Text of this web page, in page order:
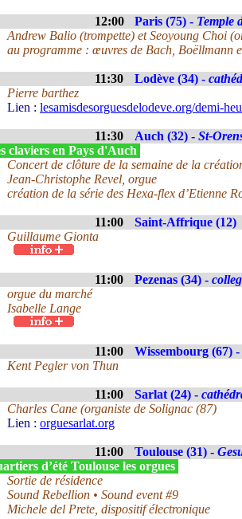
12:00 Paris (75) - Temple
Andrew Balio (trompette) et Seoyoung Choi
au programme : œuvres de Bach, Boëllmann
11:30 Lodève (34) -
Pierre barthez
Lien : lesamisdesorguesdelodeve.org/demi-
11:30 Auch (32) - St-
claviers en Pays d'Auch
Concert de clôture de la semaine de la
Jean-Christophe Revel, orgue
création de la série des Hexa-flex d’Etienne
11:00 Saint-Affrique (12)
Guillaume Gionta
11:00 Pezenas (34) -
orgue du marché
Isabelle Lange
11:00 Wissembourg (67) -
Kent Pegler von Thun
11:00 Sarlat (24) -
Charles Cane (organiste de Solignac (87)
Lien : orguesarlat.org
11:00 Toulouse (31) -
d’été Toulouse les orgues
Sortie de résidence
Sound Rebellion • Sound event #9
Michele del Prete, dispositif électronique